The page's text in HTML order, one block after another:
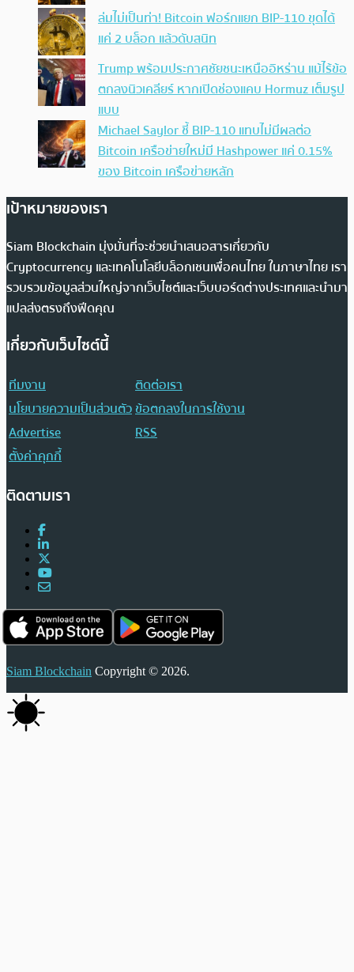
ล่มไม่เป็นท่า! Bitcoin ฟอร์กแยก BIP-110 ขุดได้
แค่ 2 บล็อก แล้วดับสนิท
Trump พร้อมประกาศชัยชนะเหนืออิหร่าน แม้ไร้ข้อ
ตกลงนิวเคลียร์ หากเปิดช่องแคบ Hormuz เต็มรูป
แบบ
Michael Saylor ชี้ BIP-110 แทบไม่มีผลต่อ
Bitcoin เครือข่ายใหม่มี Hashpower แค่ 0.15%
ของ Bitcoin เครือข่ายหลัก
เป้าหมายของเรา
Siam Blockchain มุ่งมั่นที่จะช่วยนำเสนอสารเกี่ยวกับ
Cryptocurrency และเทคโนโลยีบล็อกเชนเพื่อคนไทย ในภาษาไทย เรา
รวบรวมข้อมูลส่วนใหญ่จากเว็บไซต์และเว็บบอร์ดต่างประเทศและนำมา
แปลส่งตรงถึงฟีดคุณ
เกี่ยวกับเว็บไซต์นี้
ทีมงาน
ติดต่อเรา
นโยบายความเป็นส่วนตัวข้อตกลงในการใช้งาน
Advertise
RSS
ตั้งค่าคุกกี้
ติดตามเรา
Siam Blockchain Copyright © 2026.